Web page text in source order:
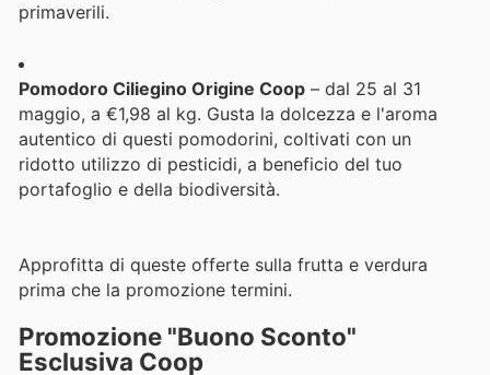
primaverili.
Pomodoro Ciliegino Origine Coop – dal 25 al 31
maggio, a €1,98 al kg. Gusta la dolcezza e l'aroma
autentico di questi pomodorini, coltivati con un
ridotto utilizzo di pesticidi, a beneficio del tuo
portafoglio e della biodiversità.
Approfitta di queste offerte sulla frutta e verdura
prima che la promozione termini.
Promozione "Buono Sconto"
Esclusiva Coop